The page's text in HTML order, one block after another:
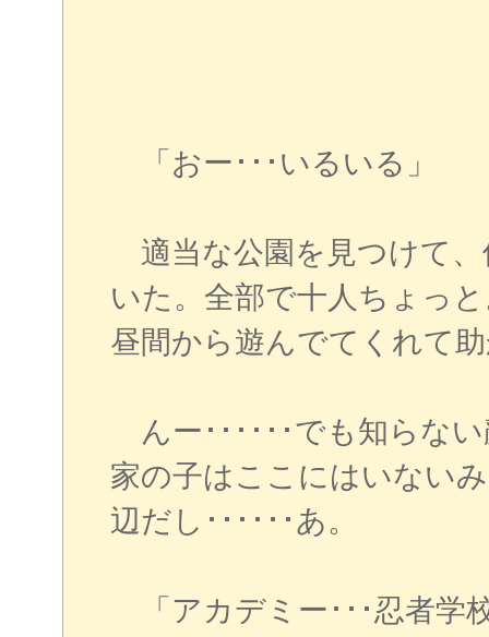
「おー･･･いるいる」
適当な公園を見つけて、
いた。全部で十人ちょっ
昼間から遊んでてくれて
んー･･････でも知らな
家の子はここにはいない
辺だし･･････あ。
「アカデミー･･･忍者学